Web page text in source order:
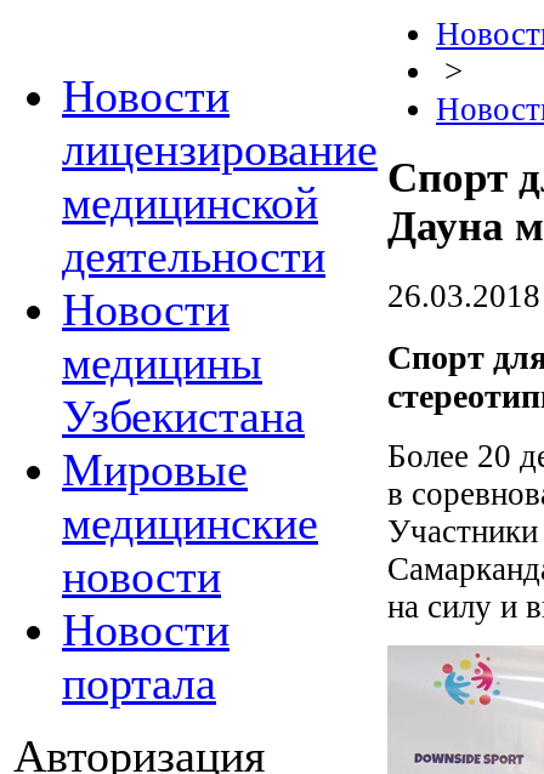
Новости
лицензирование
медицинской
деятельности
Новости
медицины
Узбекистана
Мировые
медицинские
новости
Новости
портала
Авторизация
>
Спорт
Дауна
26.03.2018
Спорт
Более 20
в
Участники
на силу и